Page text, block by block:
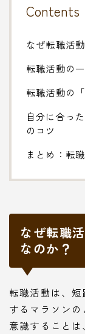
Contents
なぜ転職活
転職活動の
転職活動の
自分に合っ
のコツ
まとめ：転
なぜ転職
なのか？
転職活動は、
するマラソン
意識すること